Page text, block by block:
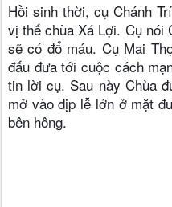
Hồi sinh thời, cụ Chánh
vị thế chùa Xá Lợi. Cụ nói
sẽ có đổ máu. Cụ Mai
đấu đưa tới cuộc cách
tin lời cụ. Sau này Chùa
mở vào dịp lễ lớn ở mặt
bên hông.